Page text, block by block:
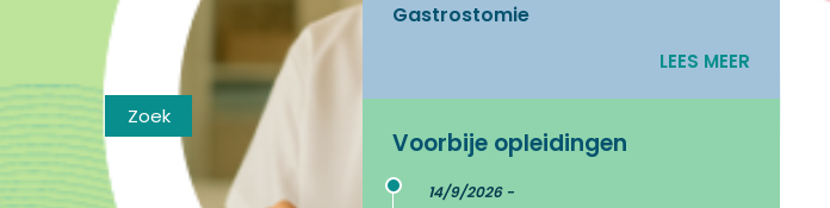
Gastrostomie
LEES MEER
Voorbije opleidingen
14/9/2026 -